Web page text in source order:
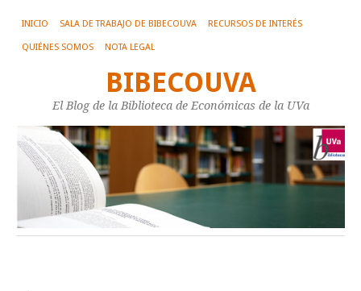
INICIO SALA DE TRABAJO DE BIBECOUVA RECURSOS DE INTERÉS
QUIÉNES SOMOS NOTA LEGAL
BIBECOUVA
El Blog de la Biblioteca de Económicas de la UVa